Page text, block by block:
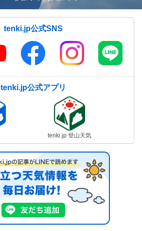
tenki.jp公式SNS
tenki.jp公式アプリ
tenki.jp 登山天気